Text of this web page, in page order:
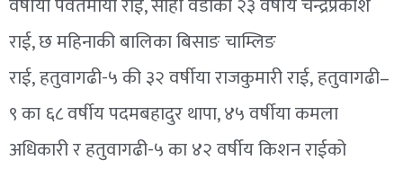
राई, छ महिनाकी बालिकाबिसाङचाम्लिङ
राई,हतुवागढी-५की ३२ वर्षीया राजकुमारी राई,हतुवागढी–
९का ६८ वर्षीय पदमबहादुर थापा, ४५ वर्षीया कमला
अधिकारी रहतुवागढी-५का ४२ वर्षीय किशन राईको